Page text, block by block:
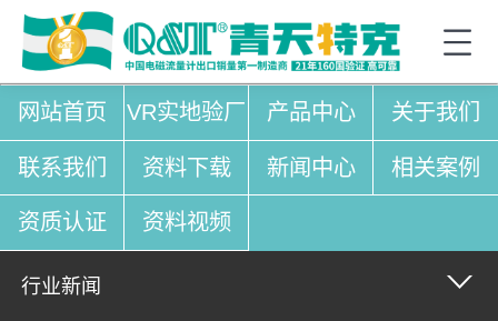
网站首页 VR实地验厂 产品中心 关于我们
联系我们 资料下载 新闻中心 相关案例
资质认证 资料视频
行业新闻